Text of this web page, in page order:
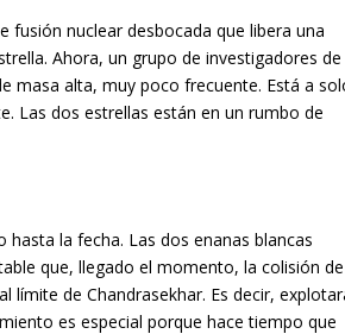
fusión nuclear desbocada que libera una
Ahora, un grupo de investigadores de
masa alta, muy poco frecuente. Está a
Las dos estrellas están en un rumbo de
la fecha. Las dos enanas blancas
que, llegado el momento, la colisión de
límite de Chandrasekhar. Es decir,
es especial porque hace tiempo que